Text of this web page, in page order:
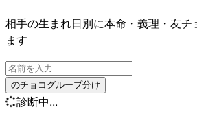
相手の生まれ日別に本命・義理・友チ
ます
のチョコグループ分け
診断中...